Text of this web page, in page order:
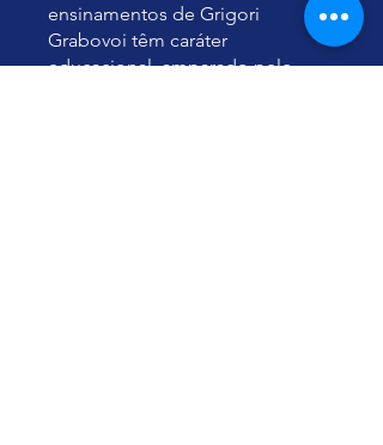
ensinamentos de Grigori
Grabovoi têm caráter
educacional, amparado pelo